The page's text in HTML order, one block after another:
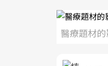
醫療題材